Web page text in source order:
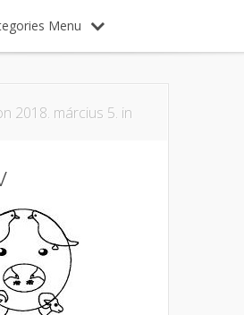
Menu
2018. március 5. in